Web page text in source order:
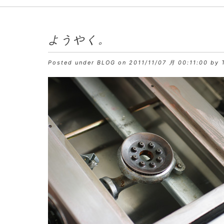
ようやく。
Posted under BLOG on 2011/11/07 月 00:11:00 by